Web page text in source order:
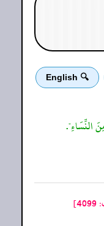
🔍 English
النِّسَاءِ".